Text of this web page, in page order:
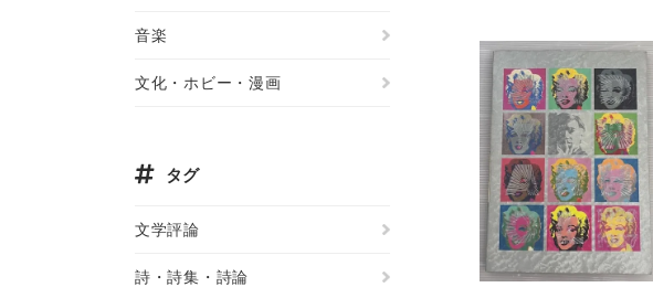
音楽
文化・ホビー・漫画
タグ
文学評論
詩・詩集・詩論